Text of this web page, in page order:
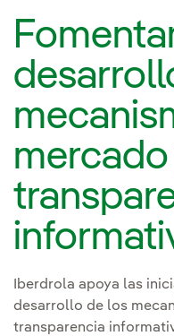
mercado
Iberdrola apoya las
desarrollo de los
transparencia